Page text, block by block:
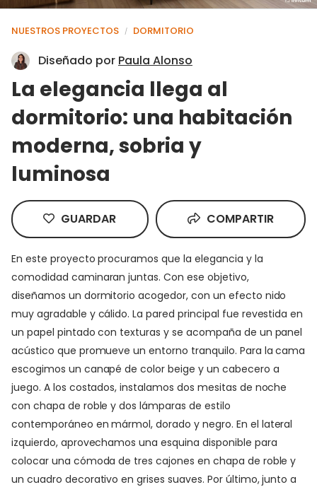
NUESTROS PROYECTOS / DORMITORIO
Diseñado por Paula Alonso
La elegancia llega al
dormitorio: una habitación
moderna, sobria y
luminosa
GUARDAR COMPARTIR
En este proyecto procuramos que la elegancia y la
comodidad caminaran juntas. Con ese objetivo,
diseñamos un dormitorio acogedor, con un efecto nido
muy agradable y cálido. La pared principal fue revestida en
un papel pintado con texturas y se acompaña de un panel
acústico que promueve un entorno tranquilo. Para la cama
escogimos un canapé de color beige y un cabecero a
juego. A los costados, instalamos dos mesitas de noche
con chapa de roble y dos lámparas de estilo
contemporáneo en mármol, dorado y negro. En el lateral
izquierdo, aprovechamos una esquina disponible para
colocar una cómoda de tres cajones en chapa de roble y
un cuadro decorativo en grises suaves. Por último, junto a